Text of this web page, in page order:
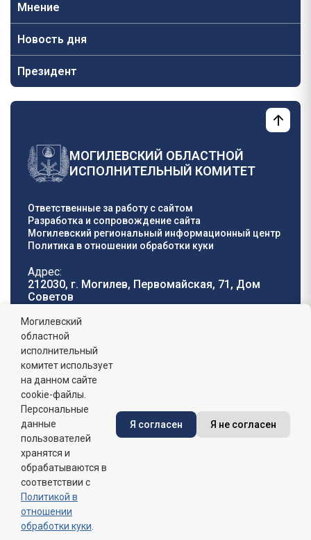
Мнение
Новость дня
Президент
МОГИЛЕВСКИЙ ОБЛАСТНОЙ
ИСПОЛНИТЕЛЬНЫЙ КОМИТЕТ
Ответственные за работу с сайтом
Разработка и сопровождение сайта
Могилевский региональный информационный центр
Политика в отношении обработки куки
Адрес:
212030, г. Могилев, Первомайская, 71, Дом
Cоветов
Телефон горячей
линии:
8 (0222) 71-32-55
График работы:
пн-пт: 8.00 - 17.00, сб-вс: выходной,
обеденный перерыв: 13:00 - 14:00
Сайт зарегистрирован в Государственном регистре
информационных ресурсов Республики Беларусь. №
Могилевский
областной
исполнительный
комитет использует
на данном сайте
cookie-файлы.
Персональные
данные
пользователей
хранятся и
обрабатываются в
соответствии с
Политикой в
отношении
обработки куки
Я согласен Я не согласен